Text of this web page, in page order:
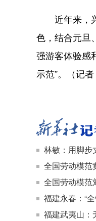
近年来，兴
色，结合元旦
强游客体验感
示范”。（记
林敏：用脚步
全国劳动模范
全国劳动模范
福建永春：“
福建武夷山：